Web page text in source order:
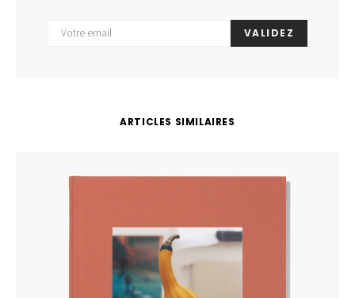
VALIDEZ
ARTICLES SIMILAIRES